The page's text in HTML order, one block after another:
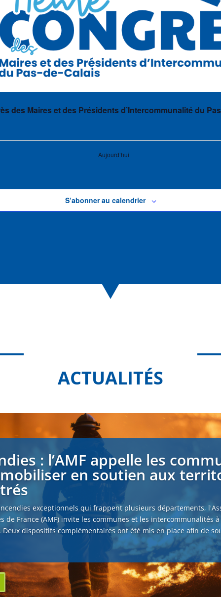
des Maires et des Présidents d’Intercommunalité du
Aujourd’hui
S’abonner au calendrier
ACTUALITÉS
: l’AMF appelle les
en soutien aux
exceptionnels qui frappent plusieurs départements,
de France (AMF) invite les communes et les intercommunalités à
Deux dispositifs complémentaires ont été mis en place afin de